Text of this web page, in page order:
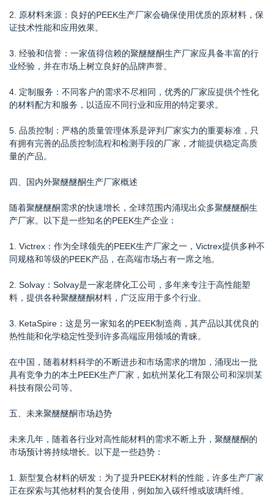
2. 原材料来源：良好的PEEK生产厂家会确保使用优质的原材料，保
证技术性能和应用效果。
3. 经验和信誉：一家值得信赖的聚醚醚酮生产厂家应具备丰富的行
业经验，并在市场上树立良好的品牌声誉。
4. 定制服务：不同客户的需求不尽相同，优秀的厂家应提供个性化
的材料配方和服务，以适应不同行业和应用的特定要求。
5. 品质控制：严格的质量管理体系是评判厂家实力的重要标准，只
有拥有完善的品质控制流程和检测手段的厂家，才能提供稳定高质
量的产品。
四、国内外聚醚醚酮生产厂家概述
随着聚醚醚酮需求的快速增长，全球范围内涌现出众多聚醚醚酮生
产厂家。以下是一些知名的PEEK生产企业：
1. Victrex：作为全球领先的PEEK生产厂家之一，Victrex提供多种不
同规格和等级的PEEK产品，在高端市场占有一席之地。
2. Solvay：Solvay是一家老牌化工公司，多年来专注于高性能塑
料，提供各种聚醚醚酮材料，广泛应用于多个行业。
3. KetaSpire：这是另一家知名的PEEK制造商，其产品以其优良的
热性能和化学稳定性受到许多高端应用领域的青睐。
在中国，随着材料科学的不断进步和市场需求的增加，涌现出一批
具有竞争力的本土PEEK生产厂家，如杭州某化工有限公司和深圳某
科技有限公司等。
五、未来聚醚醚酮市场趋势
未来几年，随着各行业对高性能材料的需求不断上升，聚醚醚酮的
市场预计将持续增长。以下是一些趋势：
1. 新型复合材料的研发：为了提升PEEK材料的性能，许多生产厂家
正在探索与其他材料的复合使用，例如加入碳纤维或玻璃纤维。